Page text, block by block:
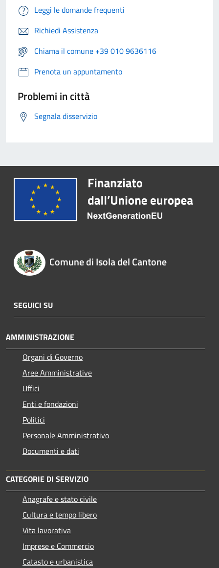
Leggi le domande frequenti
Richiedi Assistenza
Chiama il comune +39 010 9636116
Prenota un appuntamento
Problemi in città
Segnala disservizio
Comune di Isola del Cantone
SEGUICI SU
AMMINISTRAZIONE
Organi di Governo
Aree Amministrative
Uffici
Enti e fondazioni
Politici
Personale Amministrativo
Documenti e dati
CATEGORIE DI SERVIZIO
Anagrafe e stato civile
Cultura e tempo libero
Vita lavorativa
Imprese e Commercio
Catasto e urbanistica